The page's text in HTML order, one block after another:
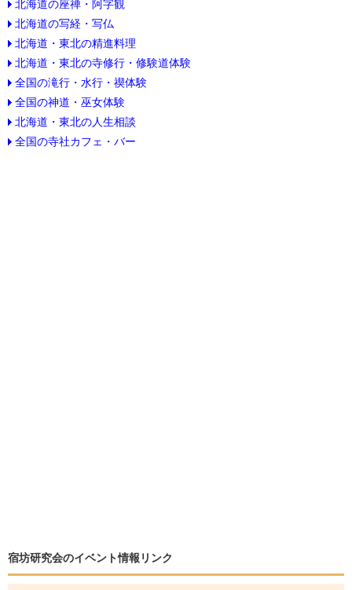
北海道の座禅・阿字観
北海道の写経・写仏
北海道・東北の精進料理
北海道・東北の寺修行・修験道体験
全国の滝行・水行・禊体験
全国の神道・巫女体験
北海道・東北の人生相談
全国の寺社カフェ・バー
宿坊研究会のイベント情報リンク